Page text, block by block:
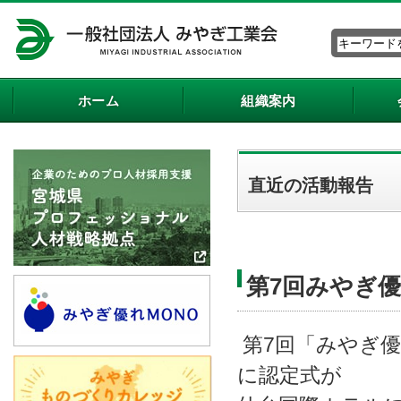
ホーム 組織案内
直近の活動報告
第7回みやぎ
第7回「みやぎ
に認定式が